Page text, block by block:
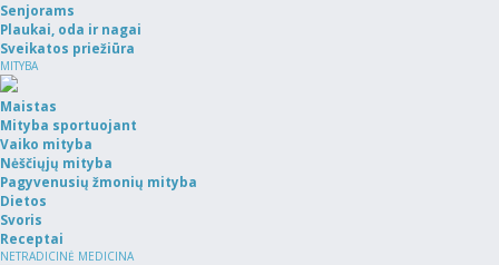
Senjorams
Plaukai, oda ir nagai
Sveikatos priežiūra
MITYBA
Maistas
Mityba sportuojant
Vaiko mityba
Nėščiųjų mityba
Pagyvenusių žmonių mityba
Dietos
Svoris
Receptai
NETRADICINĖ MEDICINA